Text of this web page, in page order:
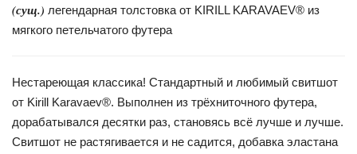
(сущ.) легендарная толстовка от KIRILL KARAVAEV® из
мягкого петельчатого футера
Нестареющая классика! Стандартный и любимый свитшот
от Kirill Karavaev®. Выполнен из трёхниточного футера,
дорабатывался десятки раз, становясь всё лучше и лучше.
Свитшот не растягивается и не садится, добавка эластана